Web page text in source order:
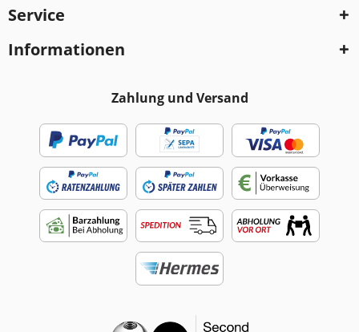
Service
Informationen
Zahlung und Versand